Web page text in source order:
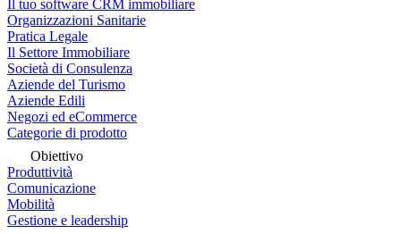
Il tuo software CRM immobiliare
Organizzazioni Sanitarie
Pratica Legale
Il Settore Immobiliare
Società di Consulenza
Aziende del Turismo
Aziende Edili
Negozi ed eCommerce
Categorie di prodotto
Obiettivo
Produttività
Comunicazione
Mobilità
Gestione e leadership